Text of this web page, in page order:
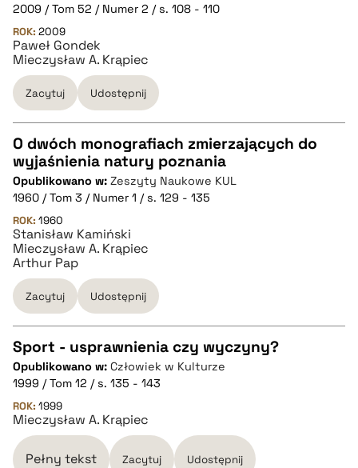
pobierz cytat
BIBTEX
pobierz cytat
2009 / Tom 52 / Numer 2 / s. 108 - 110
ROK: 2009
Paweł Gondek
Mieczysław A. Krąpiec
Zacytuj Udostępnij
CZYSTY TEKST
pobierz cytat
BIBTEX
pobierz cytat
O dwóch monografiach zmierzających do
wyjaśnienia natury poznania
Opublikowano w: Zeszyty Naukowe KUL
1960 / Tom 3 / Numer 1 / s. 129 - 135
ROK: 1960
Stanisław Kamiński
Mieczysław A. Krąpiec
Arthur Pap
Zacytuj Udostępnij
CZYSTY TEKST
pobierz cytat
Sport - usprawnienia czy wyczyny?
Opublikowano w: Człowiek w Kulturze
1999 / Tom 12 / s. 135 - 143
ROK: 1999
Mieczysław A. Krąpiec
Pełny tekst Zacytuj Udostępnij